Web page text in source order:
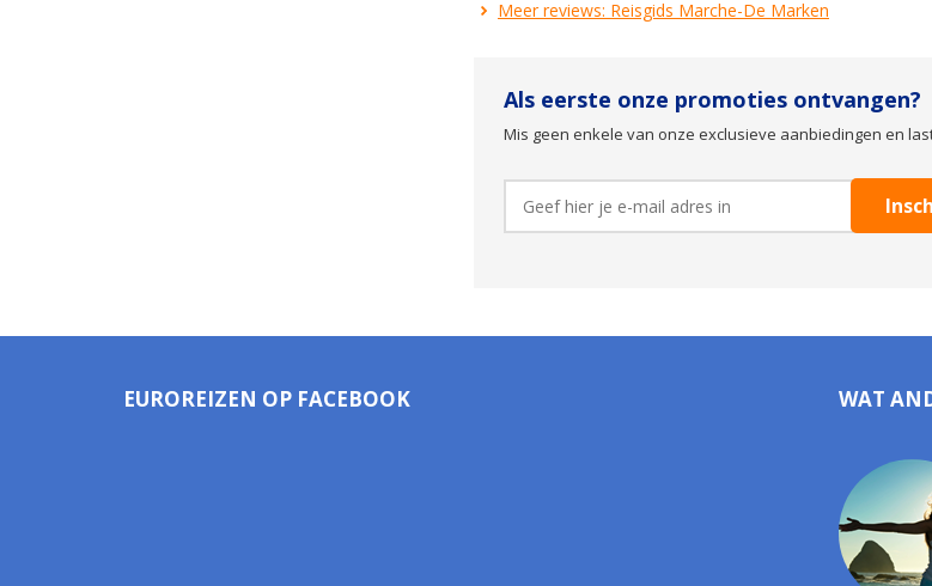
Meer reviews: Reisgids Marche-De Marken
Als eerste onze promoties ontvangen?
Mis geen enkele van onze exclusieve aanbiedingen en
EUROREIZEN OP FACEBOOK WAT